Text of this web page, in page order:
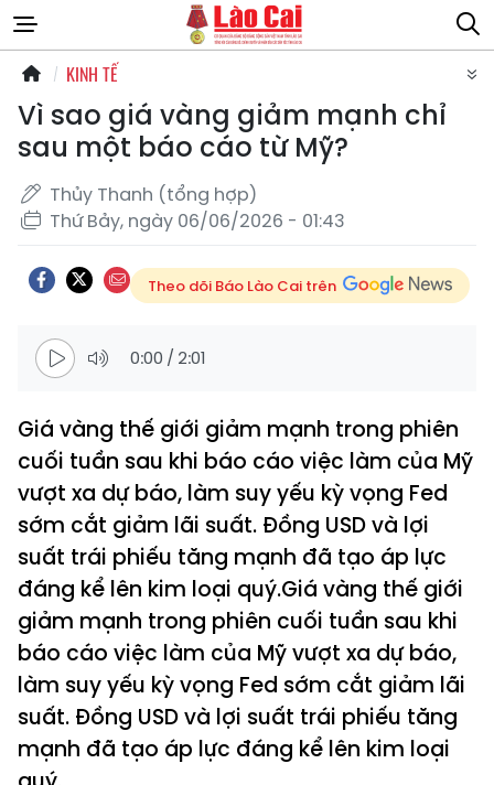
KINH TẾ
Vì sao giá vàng giảm mạnh chỉ
sau một báo cáo từ Mỹ?
Thủy Thanh (tổng hợp)
Thứ Bảy, ngày 06/06/2026 - 01:43
Theo dõi Báo Lào Cai trên
0:00 / 2:01
Giá vàng thế giới giảm mạnh trong phiên
cuối tuần sau khi báo cáo việc làm của Mỹ
vượt xa dự báo, làm suy yếu kỳ vọng Fed
sớm cắt giảm lãi suất. Đồng USD và lợi
suất trái phiếu tăng mạnh đã tạo áp lực
đáng kể lên kim loại quý.Giá vàng thế giới
giảm mạnh trong phiên cuối tuần sau khi
báo cáo việc làm của Mỹ vượt xa dự báo,
làm suy yếu kỳ vọng Fed sớm cắt giảm lãi
suất. Đồng USD và lợi suất trái phiếu tăng
mạnh đã tạo áp lực đáng kể lên kim loại